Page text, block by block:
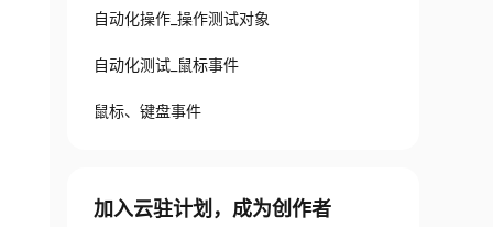
自动化操作_操作测试对象
自动化测试_鼠标事件
鼠标、键盘事件
加入云驻计划，成为创作者